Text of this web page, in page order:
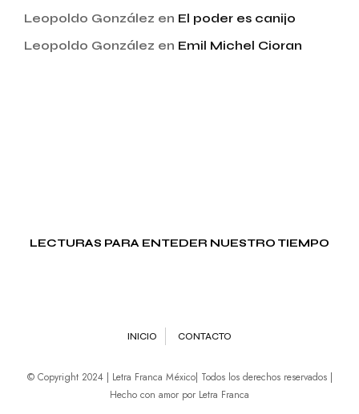
Leopoldo González en El poder es canijo
Leopoldo González en Emil Michel Cioran
LECTURAS PARA ENTEDER NUESTRO TIEMPO
INICIO CONTACTO
© Copyright 2024 | Letra Franca México| Todos los derechos reservados |
Hecho con amor por Letra Franca